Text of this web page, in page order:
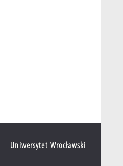
Uniwersytet Wrocławski